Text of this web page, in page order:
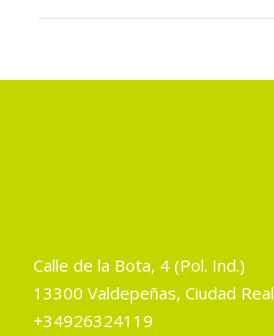
Calle de la Bota, 4 (Pol. Ind.)
13300 Valdepeñas, Ciudad Real
+34926324119